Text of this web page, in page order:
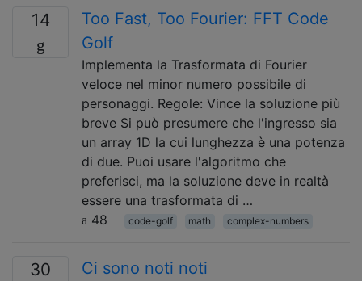
14
Too Fast, Too Fourier: FFT Code
Golf
Implementa la Trasformata di Fourier
veloce nel minor numero possibile di
personaggi. Regole: Vince la soluzione più
breve Si può presumere che l'ingresso sia
un array 1D la cui lunghezza è una potenza
di due. Puoi usare l'algoritmo che
preferisci, ma la soluzione deve in realtà
essere una trasformata di …
48
code-golf math complex-numbers
30 Ci sono noti noti